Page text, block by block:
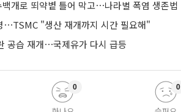
개로 뙤약볕 틀어 막고⋯나라별 폭염 생존법
⋯TSMC "생산 재개까지 시간 필요해"
공습 재개⋯국제유가 다시 급등
0 0